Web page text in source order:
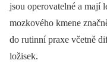
jsou operovatelné a mají
mozkového kmene
do rutinní praxe včetně
ložisek.